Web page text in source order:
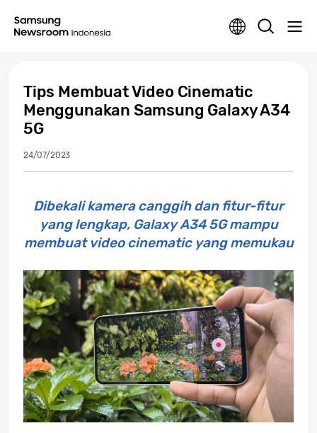
Tips Membuat Video Cinematic
Menggunakan Samsung Galaxy A34
5G
24/07/2023
Dibekali kamera canggih dan fitur-fitur
yang lengkap, Galaxy A34 5G mampu
membuat video cinematic yang memukau